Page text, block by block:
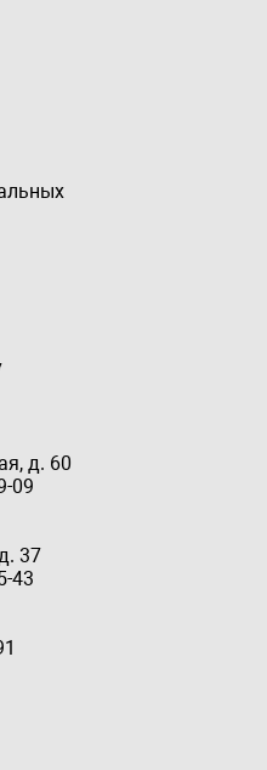
д. 60
09
37
43